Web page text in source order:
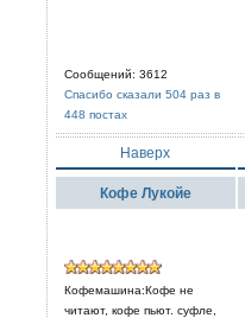
Сообщений: 3612
Спасибо сказали 504 раз в
448 постах
Наверх
Кофе Лукойе
Кофемашина:Кофе не
читают, кофе пьют. суфле,